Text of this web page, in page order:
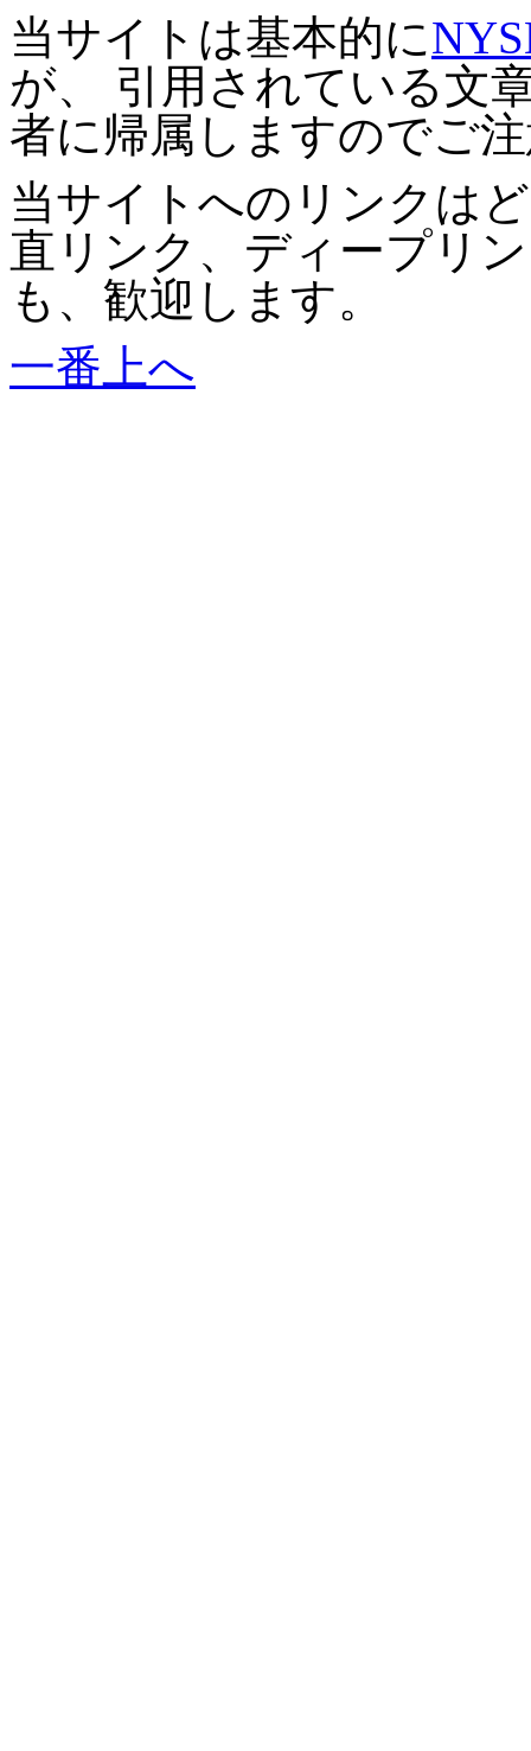
当サイトは基本的に
が、 引用されている文
者に帰属しますのでご
当サイトへのリンクは
直リンク、ディープリ
も、歓迎します。
一番上へ